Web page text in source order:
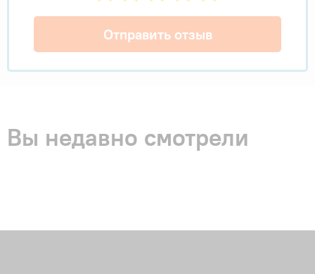
Отправить отзыв
Вы недавно смотрели